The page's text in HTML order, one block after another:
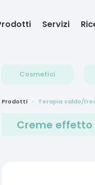
Servizi
Cosmetici
Prodotti Terapia caldo/
Creme